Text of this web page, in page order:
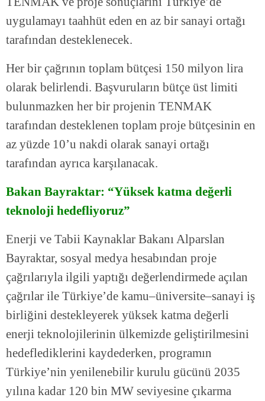
uygulamayı taahhüt eden en az bir sanayi ortağı
tarafından desteklenecek.
Her bir çağrının toplam bütçesi 150 milyon lira
olarak belirlendi. Başvuruların bütçe üst limiti
bulunmazken her bir projenin TENMAK
tarafından desteklenen toplam proje bütçesinin en
az yüzde 10’u nakdi olarak sanayi ortağı
tarafından ayrıca karşılanacak.
Bakan Bayraktar: “Yüksek katma değerli
teknoloji hedefliyoruz”
Enerji ve Tabii Kaynaklar Bakanı Alparslan
Bayraktar, sosyal medya hesabından proje
çağrılarıyla ilgili yaptığı değerlendirmede açılan
çağrılar ile Türkiye’de kamu–üniversite–sanayi iş
birliğini destekleyerek yüksek katma değerli
enerji teknolojilerinin ülkemizde geliştirilmesini
hedeflediklerini kaydederken, programın
Türkiye’nin yenilenebilir kurulu gücünü 2035
yılına kadar 120 bin MW seviyesine çıkarma